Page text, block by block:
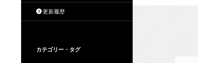
更新履歴
カテゴリー・タグ